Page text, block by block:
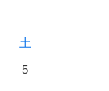
土
5